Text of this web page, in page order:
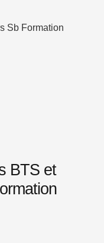
BTS et